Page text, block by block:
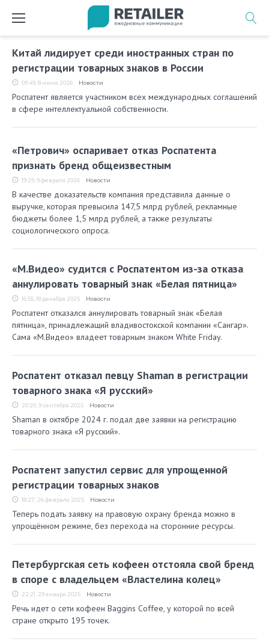
Метка:
Роспатент
Китай лидирует среди иностранных стран по
регистрации товарных знаков в России
09:49, 8 июня 2026 Новости
Роспатент является участником всех международных соглашений
в сфере интеллектуальной собственности.
«Петрович» оспаривает отказ Роспатента
признать бренд общеизвестным
19:29, 9 февраля 2026 Новости
В качестве доказательств компания представила данные о
выручке, которая превысила 147,5 млрд рублей, рекламные
бюджеты более 1,5 млрд рублей, а также результаты
социологического опроса.
«М.Видео» судится с Роспатентом из-за отказа
аннулировать товарный знак «Белая пятница»
16:55, 18 декабря 2025 Новости
Роспатент отказался аннулировать товарный знак «Белая
пятница», принадлежащий владивостокской компании «Сангар».
Сама «М.Видео» владеет товарным знаком White Friday.
Роспатент отказал певцу Shaman в регистрации
товарного знака «Я русский»
20:20, 9 сентября 2025 Новости
Shaman в октябре 2024 г. подал две заявки на регистрацию
товарного знака «Я русский».
Роспатент запустил сервис для упрощенной
регистрации товарных знаков
18:27, 26 февраля 2025 Новости
Теперь подать заявку на правовую охрану бренда можно в
упрощённом режиме, без перехода на сторонние ресурсы.
Петербургская сеть кофеен отстояла свой бренд
в споре с владельцем «Властелина колец»
22:21, 29 января 2025 Новости
Речь идет о сети кофеен Baggins Coffee, у которой по всей
стране открыто 195 точек.